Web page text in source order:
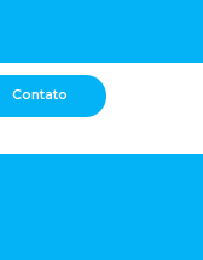
Contato